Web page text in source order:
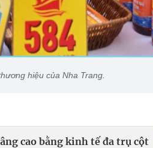
hiệu của Nha Trang.
cao bằng kinh tế đa trụ cột